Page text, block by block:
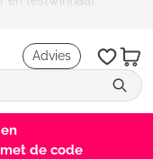
en testwinnaar
Advies
de code